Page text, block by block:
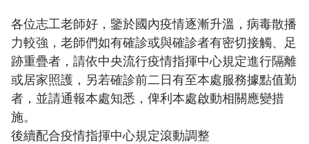
各位志工老師好，鑒於國內疫情逐漸升溫，病毒散播
力較強，老師們如有確診或與確診者有密切接觸、足
跡重疊者，請依中央流行疫情指揮中心規定進行隔離
或居家照護，另若確診前二日有至本處服務據點值勤
者，並請通報本處知悉，俾利本處啟動相關應變措
施。
後續配合疫情指揮中心規定滾動調整